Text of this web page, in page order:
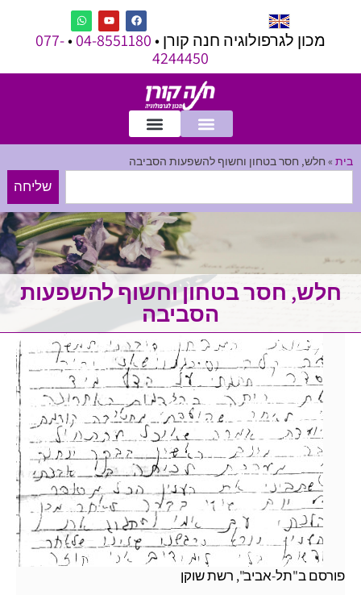
מכון לגרפולוגיה חנה קורן •04-8551180
•
077-
4244450
בית » חלש, חסר בטחון וחשוף להשפעות הסביבה
שליחה
חלש, חסר בטחון וחשוף להשפעות
הסביבה
פורסם ב"תל-אביב", רשת שוקן